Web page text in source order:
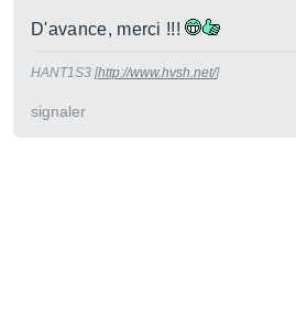
D'avance, merci !!!
HANT1S3 [http://www.hvsh.net/]
signaler